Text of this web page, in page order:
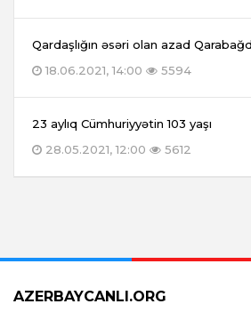
Qardaşlığın əsəri olan azad
18.06.2021, 14:00
5594
23 aylıq Cümhuriyyətin 103 yaşı
28.05.2021, 12:00
5612
AZERBAYCANLI.ORG